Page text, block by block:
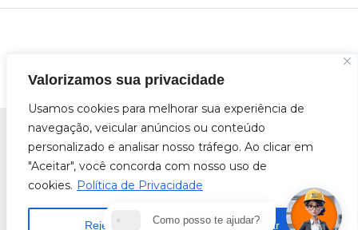
Valorizamos sua privacidade
Usamos cookies para melhorar sua experiência de
navegação, veicular anúncios ou conteúdo
personalizado e analisar nosso tráfego. Ao clicar em
"Aceitar", você concorda com nosso uso de
cookies. Política de Privacidade
Rejeitar Aceitar
ENTRE EM
© 2026 Todos os direitos reservados
West Group do Brasil LTDA - 25.000.524/0001-03
...
Como posso te ajudar?